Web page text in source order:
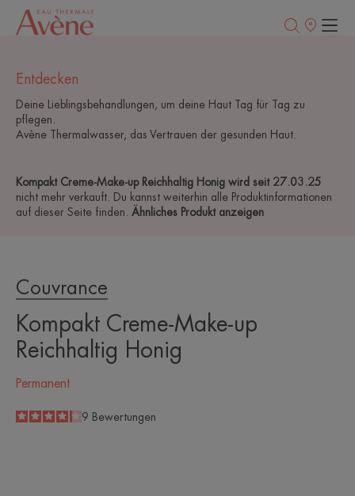
Kompakt Creme-Make-up Reichhaltig Honig wird seit 27.03.25
nicht mehr verkauft. Du kannst weiterhin alle Produktinformationen
auf dieser Seite finden. Ähnliches Produkt anzeigen
Entdecken
Deine Lieblingsbehandlungen, um deine Haut Tag für Tag zu
pflegen.
Avène Thermalwasser, das Vertrauen der gesunden Haut.
Couvrance
Kompakt Creme-Make-up
Reichhaltig Honig
Permanent
4.2
/
5
9 Bewertungen